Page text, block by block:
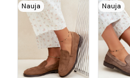
Nauja
Nauja